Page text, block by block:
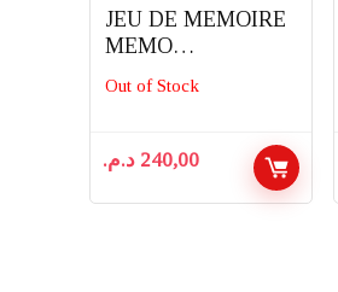
JEU DE MEMOIRE
MEMO
HATCHIMALS
SPINMASTER
Out of Stock
240,00 د.م.